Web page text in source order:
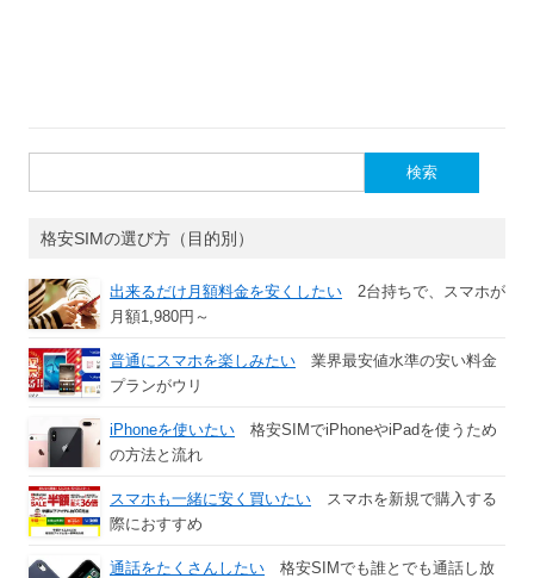
索:
格安SIMの選び方（目的別）
出来るだけ月額料金を安くしたい 2台持ちで、スマホが
月額1,980円～
普通にスマホを楽しみたい 業界最安値水準の安い料金
プランがウリ
iPhoneを使いたい 格安SIMでiPhoneやiPadを使うため
の方法と流れ
スマホも一緒に安く買いたい スマホを新規で購入する
際におすすめ
通話をたくさんしたい 格安SIMでも誰とでも通話し放